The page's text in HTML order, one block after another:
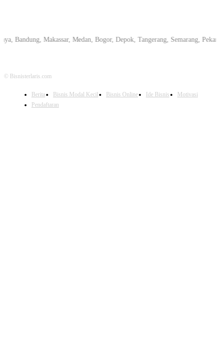
Makassar, Medan, Bogor, Depok, Tangerang, Semarang, Pekanbaru,
© Bisnisterlaris.com
Berita Bisnis Modal Kecil Bisnis Online Ide Bisnis
Motivasi
Pendaftaran